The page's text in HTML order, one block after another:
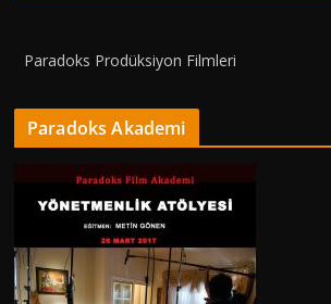
Paradoks Prodüksiyon Filmleri
Paradoks Akademi